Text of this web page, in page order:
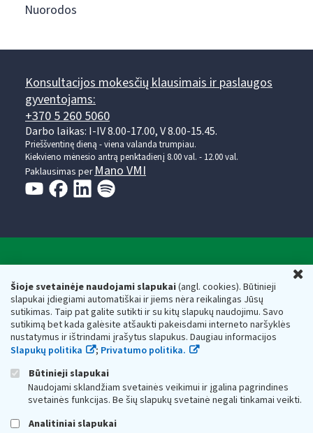
Šioje svetainėje naudojami slapukai(angl. cookies). Būtinieji
slapukai įdiegiami automatiškai ir jiems nėra reikalingas Jūsų
sutikimas. Taip pat galite sutikti ir su kitų slapukų naudojimu. Savo
sutikimą bet kada galėsite atšaukti pakeisdami interneto naršyklės
nustatymus ir ištrindami įrašytus slapukus. Daugiau informacijos
Slapukų politika
; Privatumo politika.
Būtinieji slapukai
Naudojami sklandžiam svetainės veikimui ir įgalina pagrindines
svetainės funkcijas. Be šių slapukų svetainė negali tinkamai veikti.
Analitiniai slapukai
Nuorodos
Konsultacijos mokesčių klausimais ir paslaugos
gyventojams:
+370 5 260 5060
Darbo laikas: I-IV 8.00-17.00, V 8.00-15.45.
Prieššventinę dieną - viena valanda trumpiau.
Kiekvieno mėnesio antrą penktadienį 8.00 val. - 12.00 val.
Paklausimas per Mano VMI
Respublikos finansų ministerijos
Biudžetinė įstaiga. Juridinio asmens kodas — 188659752,
adresas: Vasario 16-osios g. 14, 01107 Vilnius, Lietuva, el.paštas:
vmi@vmi.lt, E. pristatymo dėžutės adresas 188659752
Duomenys apie Valstybinę mokesčių inspekciją prie Lietuvos
Respublikos finansų ministerijos kaupiami ir saugomi Juridinių